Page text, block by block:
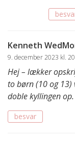
Kenneth
9. december 2023 kl.
Hej – lækker
to børn (10 og 13)
doble kyllingen op.
besvar